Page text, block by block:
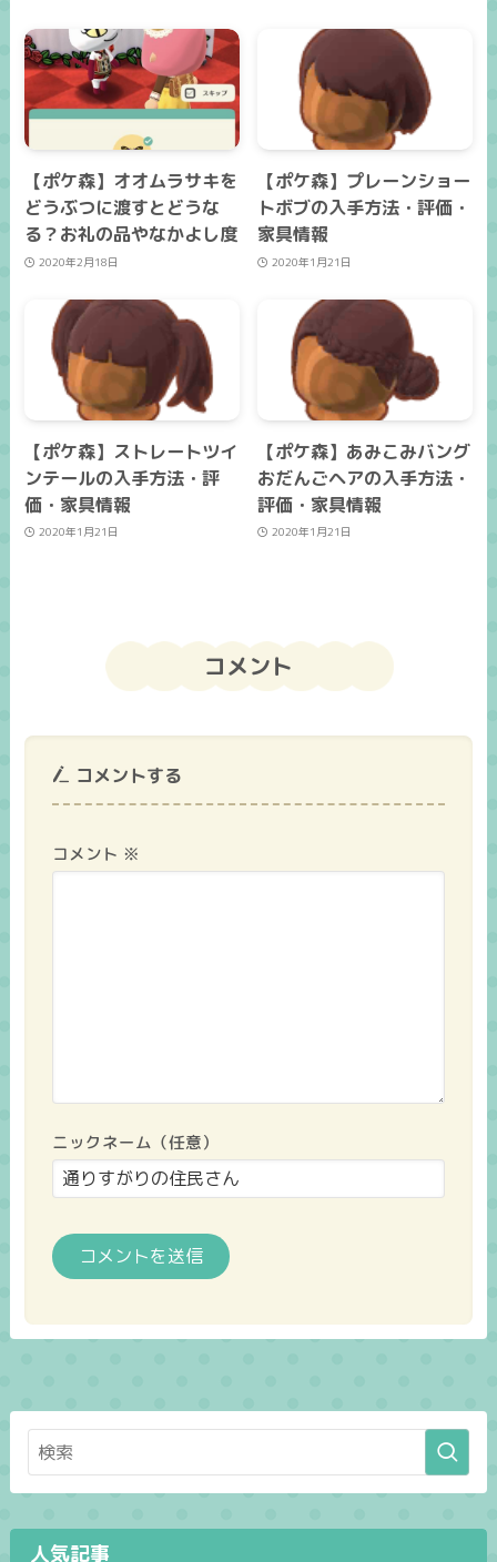
【ポケ森】オオムラサキを
どうぶつに渡すとどうな
る？お礼の品やなかよし度
2020年2月18日
【ポケ森】プレーンショー
トボブの入手方法・評価・
家具情報
2020年1月21日
【ポケ森】ストレートツイ
ンテールの入手方法・評
価・家具情報
2020年1月21日
【ポケ森】あみこみバング
おだんごヘアの入手方法・
評価・家具情報
2020年1月21日
コメント
コメントする
コメント ※
ニックネーム（任意）
人気記事